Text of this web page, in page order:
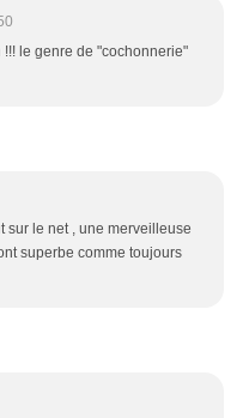
le genre de "cochonnerie"
sur le net , une merveilleuse
superbe comme toujours